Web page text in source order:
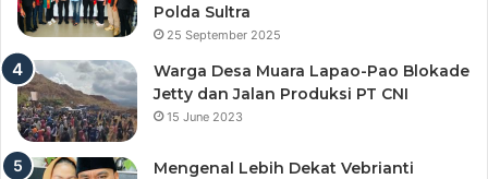
Polda Sultra
25 September 2025
Warga Desa Muara Lapao-Pao Blokade
Jetty dan Jalan Produksi PT CNI
15 June 2023
Mengenal Lebih Dekat Vebrianti